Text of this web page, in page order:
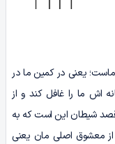
یعنی در کمین ما در
اش ما را غافل کند و از
قصد شیطان این است که به
از معشوق اصلی مان یعنی